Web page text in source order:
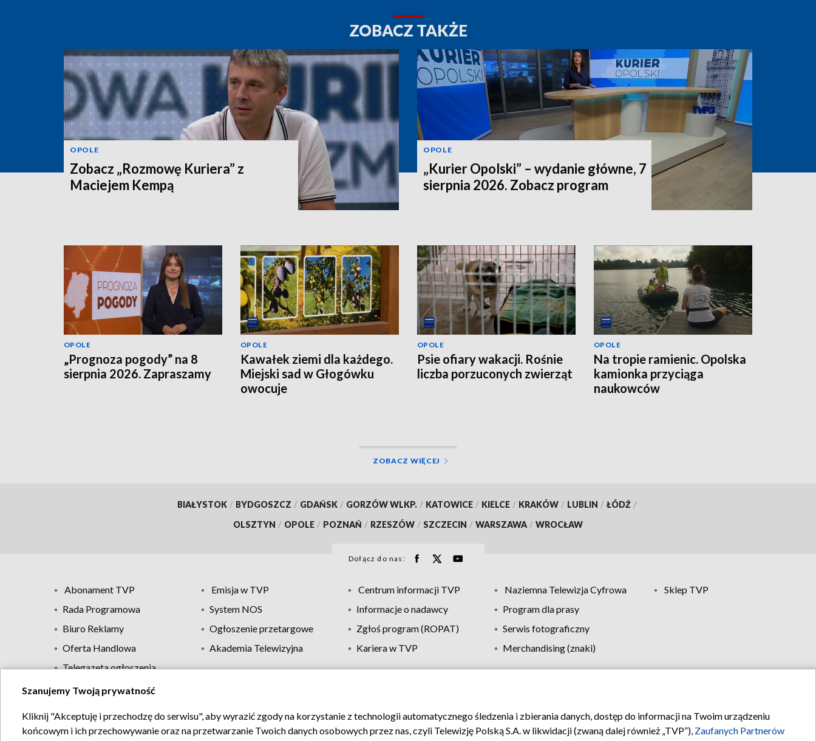
ZOBACZ TAKŻE
OPOLE
Zobacz „Rozmowę Kuriera” z
Maciejem Kempą
OPOLE
„Kurier Opolski” – wydanie główne, 7
sierpnia 2026. Zobacz program
OPOLE
„Prognoza pogody” na 8
sierpnia 2026. Zapraszamy
OPOLE
Kawałek ziemi dla każdego.
Miejski sad w Głogówku
owocuje
OPOLE
Psie ofiary wakacji. Rośnie
liczba porzuconych zwierząt
OPOLE
Na tropie ramienic. Opolska
kamionka przyciąga
naukowców
ZOBACZ WIĘCEJ
BIAŁYSTOK / BYDGOSZCZ / GDAŃSK / GORZÓW WLKP. / KATOWICE / KIELCE / KRAKÓW / LUBLIN / ŁÓDŹ /
OLSZTYN / OPOLE / POZNAŃ / RZESZÓW / SZCZECIN / WARSZAWA / WROCŁAW
Dołącz do nas:
Abonament TVP Emisja w TVP Centrum informacji TVP Naziemna Telewizja Cyfrowa
Sklep TVP
Rada Programowa
System NOS Informacje o nadawcy
Program dla prasy
Biuro Reklamy
Ogłoszenie przetargowe Zgłoś program (ROPAT)
Serwis fotograficzny
Oferta Handlowa
Akademia Telewizyjna Kariera w TVP
Merchandising (znaki)
Telegazeta ogłoszenia
Regulamin TVP Polityka prywatności Moje zgody Pomoc Biuro reklamy Kontakt
Szanujemy Twoją prywatność
Kliknij "Akceptuję i przechodzę do serwisu", aby wyrazić zgody na korzystanie z technologii automatycznego śledzenia i zbierania danych, dostęp do informacji na Twoim urządzeniu
końcowym i ich przechowywanie oraz na przetwarzanie Twoich danych osobowych przez nas, czyli Telewizję Polską S.A. w likwidacji (zwaną dalej również „TVP”), Zaufanych Partnerów